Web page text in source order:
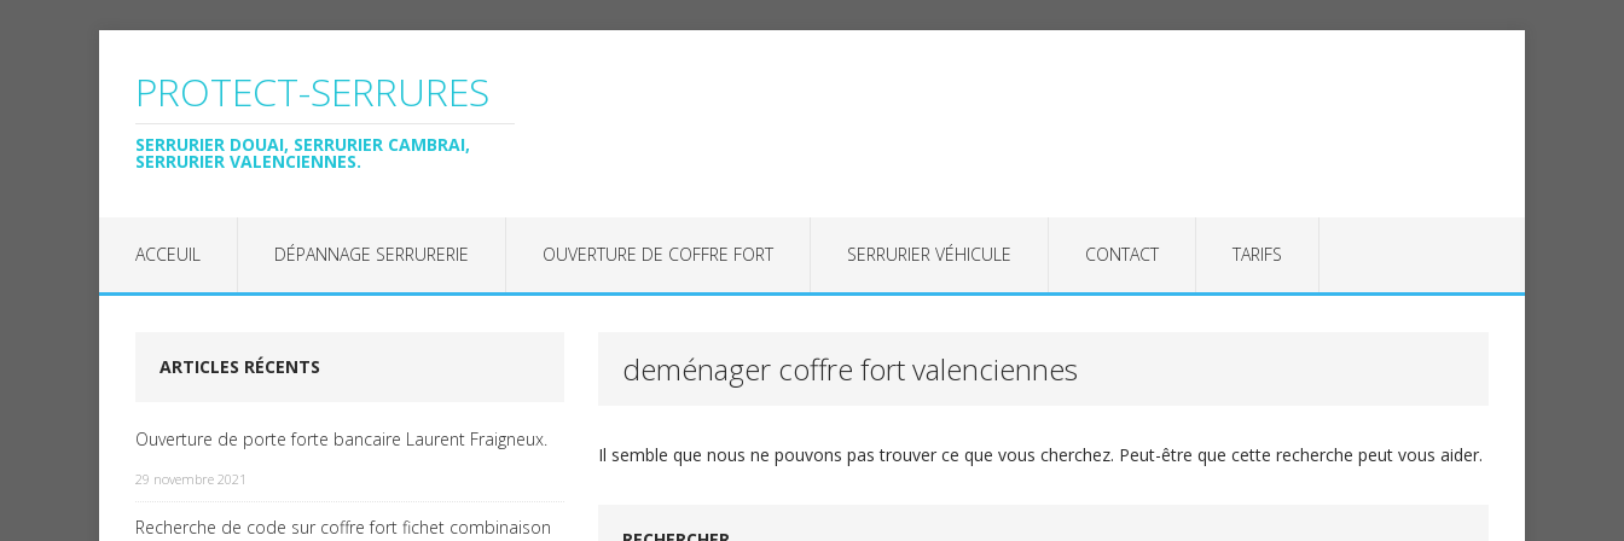
PROTECT-SERRURES
SERRURIER DOUAI, SERRURIER CAMBRAI,
SERRURIER VALENCIENNES.
ACCEUIL DÉPANNAGE SERRURERIE OUVERTURE DE COFFRE FORT SERRURIER VÉHICULE CONTACT TARIFS
deménager coffre fort valenciennes
Il semble que nous ne pouvons pas trouver ce que vous cherchez. Peut-être que cette recherche peut vous aider.
ARTICLES RÉCENTS
Ouverture de porte forte bancaire Laurent Fraigneux.
29 novembre 2021
Recherche de code sur coffre fort fichet combinaison